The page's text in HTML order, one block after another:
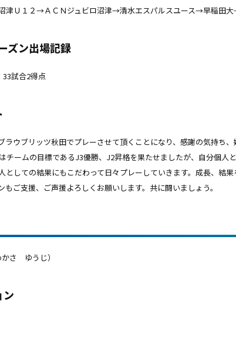
津Ｕ１２→ＡＣＮジュビロ沼津→清水エスパルスユース→早稲田
ズン出場記録
33試合2得点
ラウブリッツ秋田でプレーさせて頂くことになり、感謝の気持ち、
チームの目標であるJ3優勝、J2昇格を果たせましたが、自分個
としての結果にもこだわって日々プレーしていきます。成長、結果
もご支援、ご声援よろしくお願いします。共に闘いましょう。
さ ゆうじ）
ン